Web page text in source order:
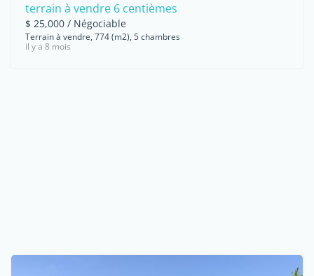
terrain à vendre 6 centièmes
$ 25,000 / Négociable
Terrain à vendre, 774 (m2), 5 chambres
il y a 8 mois